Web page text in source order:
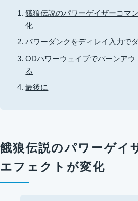
餓狼伝説のパワーゲイザーコマ
化
パワーダンクをディレイ入力で
ODパワーウェイブでバーンア
る
最後に
餓狼伝説のパワーゲイ
エフェクトが変化